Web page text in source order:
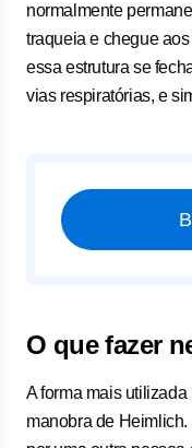
normalmente
traqueia e chegue
essa estrutura se
vias respiratórias, e
O que fazer
A forma mais
manobra de